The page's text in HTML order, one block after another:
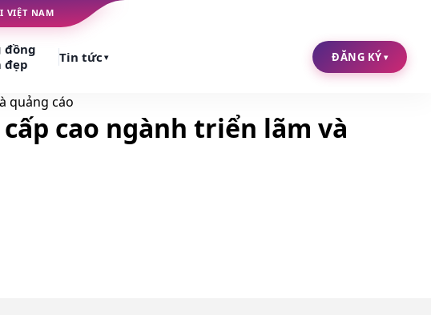
VIỆT NAM
đồng
đẹp
Tin tức ▾ ĐĂNG KÝ ▾
quảng cáo
cao ngành triển lãm và